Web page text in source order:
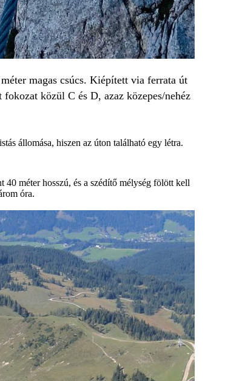
magas csúcs. Kiépített via ferrata út
közül C és D, azaz közepes/nehéz
állomása, hiszen az úton található egy létra.
méter hosszú, és a szédítő mélység fölött kell
óra.